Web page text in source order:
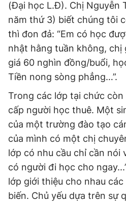
Đọc Thanh Niên trên điện
Theo dõi báo trên
Hotline
0906 645 777
Đặt báo Quảng cáo RSS
Tổng biên tập: Nguyễn Ngọc Toàn
Phó tổng biên tập thường trực: Hải
Phó tổng biên tập: Lâm Hiếu Dũng
Phó tổng biên tập: Trần Việt Hưng
Tổng thư ký tòa soạn: Đức Trung
(Đại học L.Đ). Chị Nguyễn
năm thứ 3) biết chúng tôi
thì đon đả: “Em có học
nhật hằng tuần không, chị
giá 60 nghìn đồng/buổi,
Tiền nong sòng phẳng…”.
Trong các lớp tại chức còn
cấp người học thuê. Một
của một trường đào tạo
của mình có một chị
lớp có nhu cầu chỉ cần nói
có người đi học cho
lớp giới thiệu cho nhau
biến. Chủ yếu dựa trên sự